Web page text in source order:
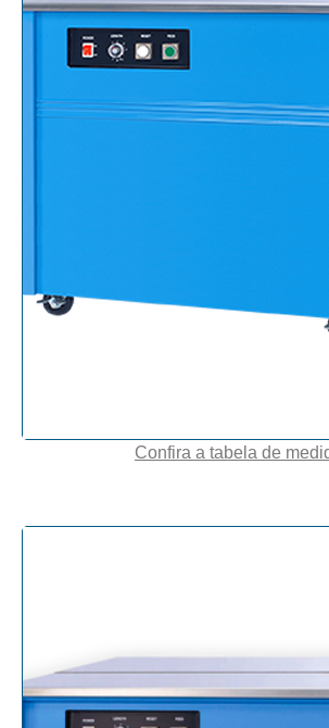
Confira a tabela de